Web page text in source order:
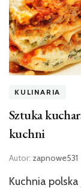
KULINARIA
Sztuka
kuchni
Autor: zapnowe531
Kuchnia